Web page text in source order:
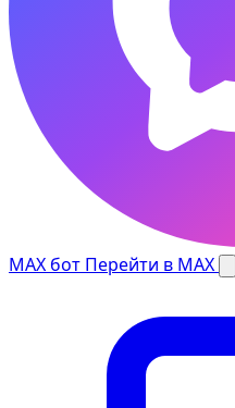
MAX бот Перейти в MAX